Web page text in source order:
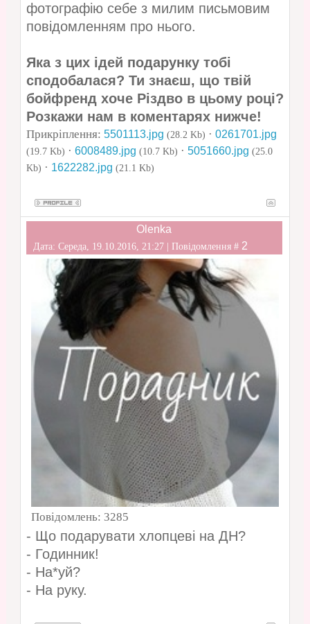
фотографію себе з милим письмовим
повідомленням про нього.
Яка з цих ідей подарунку тобі
сподобалася? Ти знаєш, що твій
бойфренд хоче Різдво в цьому році?
Розкажи нам в коментарях нижче!
Прикріплення: 5501113.jpg (28.2 Kb) · 0261701.jpg
(19.7 Kb) · 6008489.jpg (10.7 Kb) · 5051660.jpg (25.0
Kb) · 1622282.jpg (21.1 Kb)
Olenka
Дата: Середа, 19.10.2016, 21:27 | Повідомлення # 2
Повідомлень: 3285
- Що подарувати хлопцеві на ДН?
- Годинник!
- На*уй?
- На руку.